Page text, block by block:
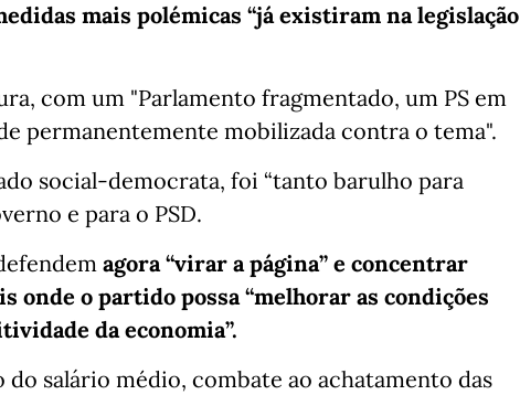
mais polémicas “já existiram na legislação
com um "Parlamento fragmentado, um PS em
permanentemente mobilizada contra o tema".
social-democrata, foi “tanto barulho para
e para o PSD.
agora “virar a página” e concentrar
onde o partido possa “melhorar as condições
da economia”.
salário médio, combate ao achatamento das